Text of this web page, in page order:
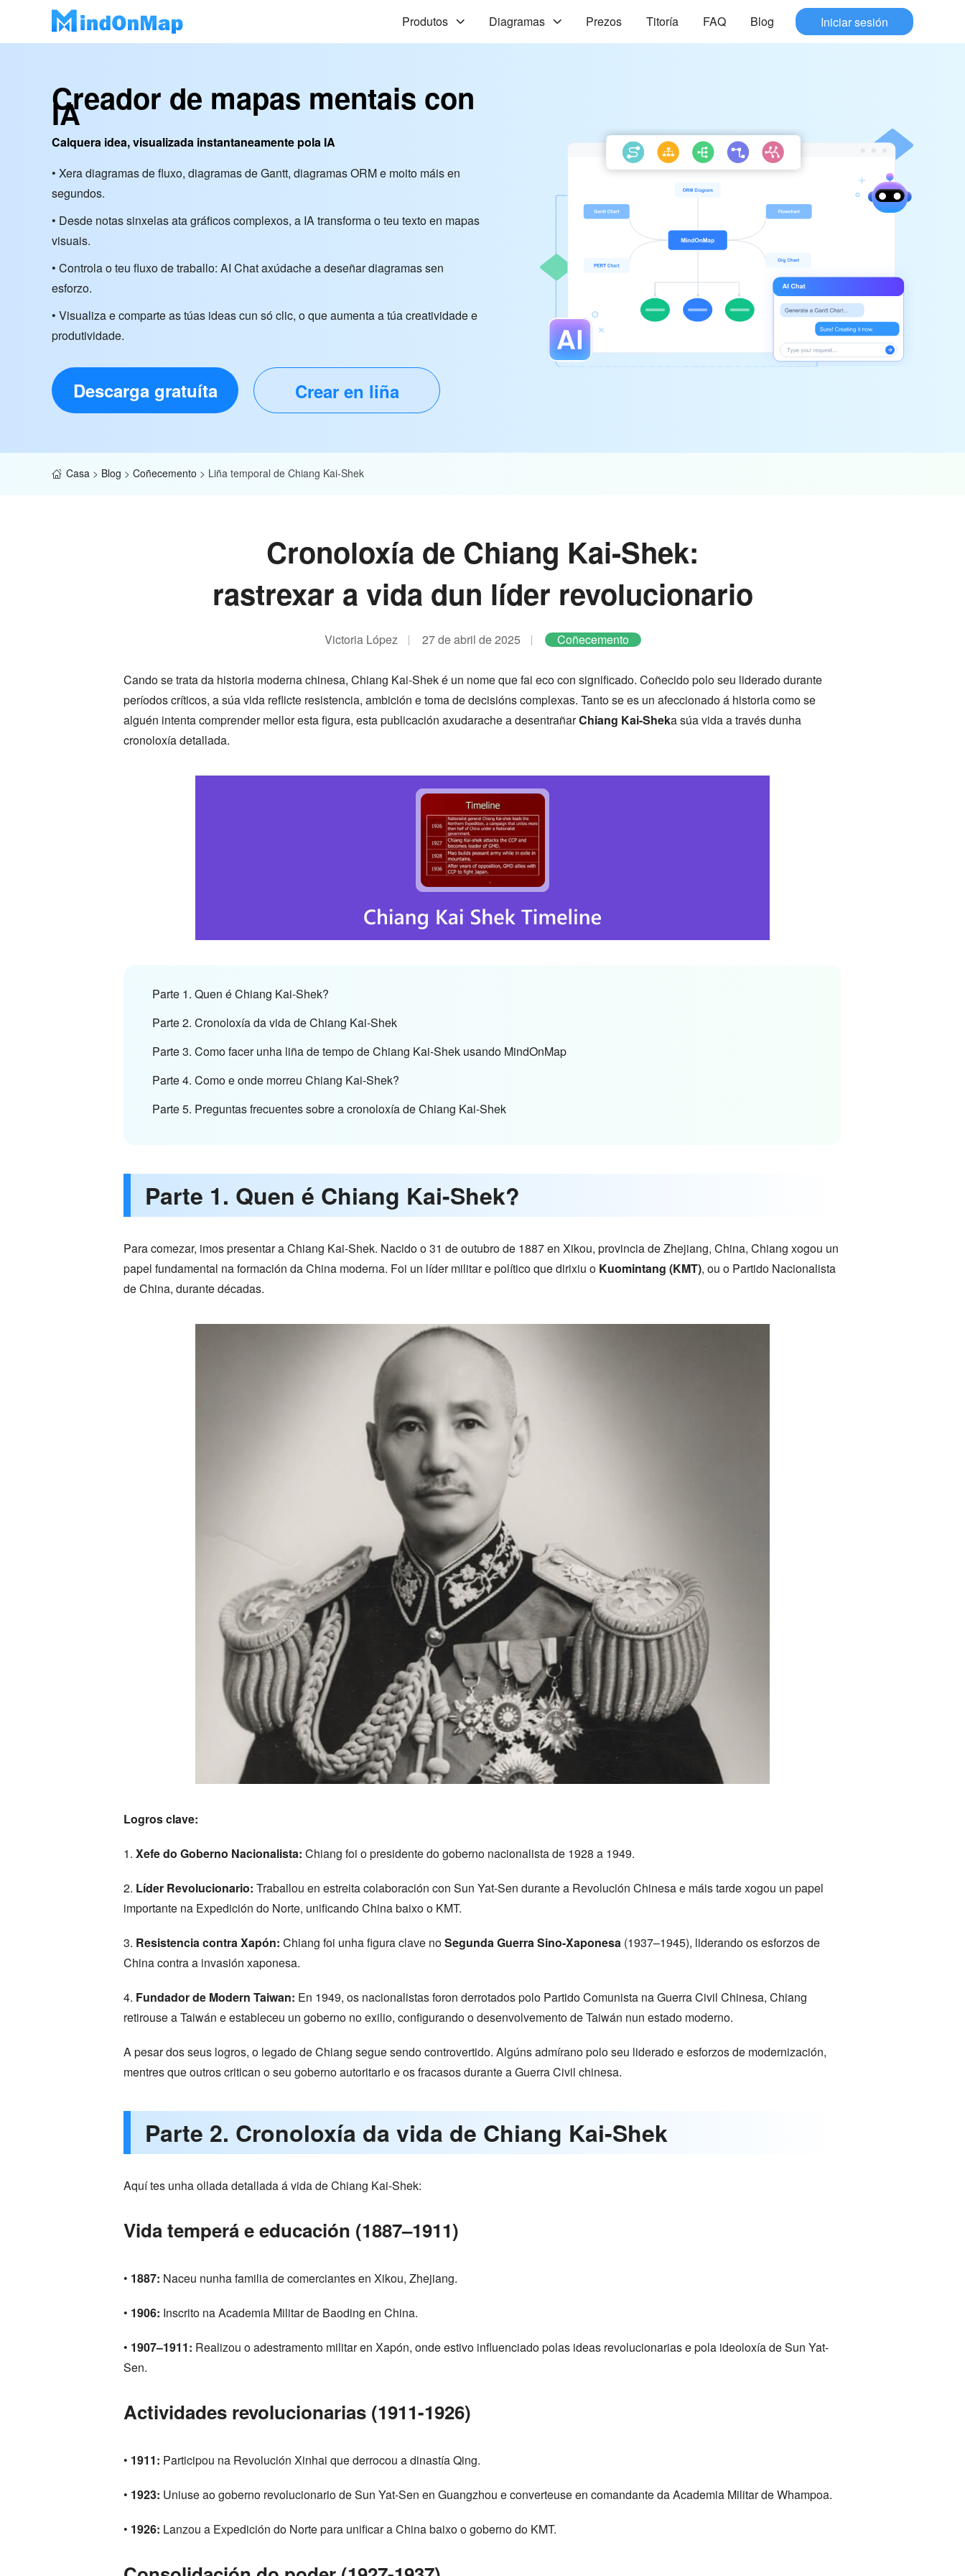
Produtos Diagramas Prezos Titoría FAQ Blog Iniciar sesión
Creador de mapas mentais con
IA
Calquera idea, visualizada instantaneamente pola IA
• Xera diagramas de fluxo, diagramas de Gantt, diagramas ORM e moito máis en
segundos.
• Desde notas sinxelas ata gráficos complexos, a IA transforma o teu texto en mapas
visuais.
• Controla o teu fluxo de traballo: AI Chat axúdache a deseñar diagramas sen
esforzo.
• Visualiza e comparte as túas ideas cun só clic, o que aumenta a túa creatividade e
produtividade.
Descarga gratuíta Crear en liña
Casa > Blog > Coñecemento > Liña temporal de Chiang Kai-Shek
Cronoloxía de Chiang Kai-Shek:
rastrexar a vida dun líder revolucionario
Victoria López 27 de abril de 2025 Coñecemento
Cando se trata da historia moderna chinesa, Chiang Kai-Shek é un nome que fai eco con significado. Coñecido polo seu liderado durante
períodos críticos, a súa vida reflicte resistencia, ambición e toma de decisións complexas. Tanto se es un afeccionado á historia como se
alguén intenta comprender mellor esta figura, esta publicación axudarache a desentrañarChiang Kai-Sheka súa vida a través dunha
cronoloxía detallada.
Parte 1. Quen é Chiang Kai-Shek?
Parte 2. Cronoloxía da vida de Chiang Kai-Shek
Parte 3. Como facer unha liña de tempo de Chiang Kai-Shek usando MindOnMap
Parte 4. Como e onde morreu Chiang Kai-Shek?
Parte 5. Preguntas frecuentes sobre a cronoloxía de Chiang Kai-Shek
Parte 1. Quen é Chiang Kai-Shek?
Para comezar, imos presentar a Chiang Kai-Shek. Nacido o 31 de outubro de 1887 en Xikou, provincia de Zhejiang, China, Chiang xogou un
papel fundamental na formación da China moderna. Foi un líder militar e político que dirixiu o Kuomintang (KMT), ou o Partido Nacionalista
de China, durante décadas.
Logros clave:
1. Xefe do Goberno Nacionalista: Chiang foi o presidente do goberno nacionalista de 1928 a 1949.
2. Líder Revolucionario: Traballou en estreita colaboración con Sun Yat-Sen durante a Revolución Chinesa e máis tarde xogou un papel
importante na Expedición do Norte, unificando China baixo o KMT.
3. Resistencia contra Xapón: Chiang foi unha figura clave noSegunda Guerra Sino-Xaponesa (1937–1945), liderando os esforzos de
China contra a invasión xaponesa.
4. Fundador de Modern Taiwan: En 1949, os nacionalistas foron derrotados polo Partido Comunista na Guerra Civil Chinesa, Chiang
retirouse a Taiwán e estableceu un goberno no exilio, configurando o desenvolvemento de Taiwán nun estado moderno.
A pesar dos seus logros, o legado de Chiang segue sendo controvertido. Algúns admírano polo seu liderado e esforzos de modernización,
mentres que outros critican o seu goberno autoritario e os fracasos durante a Guerra Civil chinesa.
Parte 2. Cronoloxía da vida de Chiang Kai-Shek
Aquí tes unha ollada detallada á vida de Chiang Kai-Shek:
Vida temperá e educación (1887–1911)
• 1887: Naceu nunha familia de comerciantes en Xikou, Zhejiang.
• 1906: Inscrito na Academia Militar de Baoding en China.
• 1907–1911: Realizou o adestramento militar en Xapón, onde estivo influenciado polas ideas revolucionarias e pola ideoloxía de Sun Yat-
Sen.
Actividades revolucionarias (1911-1926)
• 1911: Participou na Revolución Xinhai que derrocou a dinastía Qing.
• 1923: Uniuse ao goberno revolucionario de Sun Yat-Sen en Guangzhou e converteuse en comandante da Academia Militar de Whampoa.
• 1926: Lanzou a Expedición do Norte para unificar a China baixo o goberno do KMT.